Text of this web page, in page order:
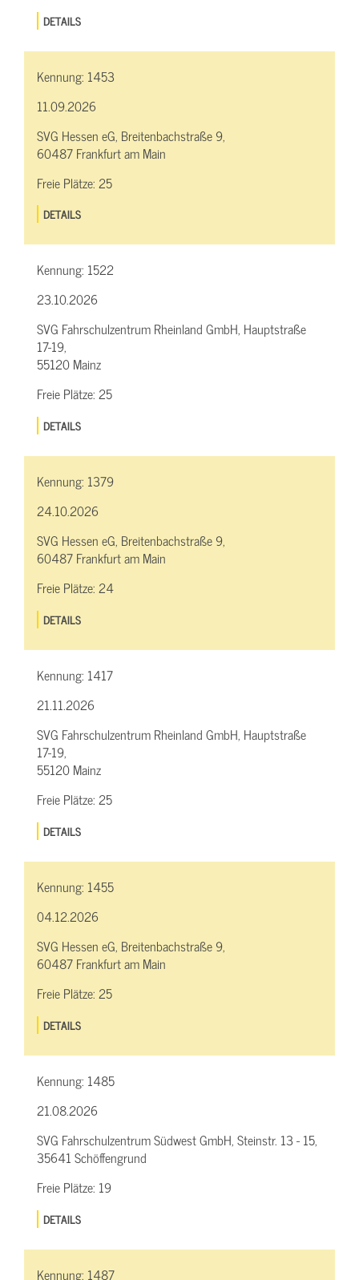
DETAILS
Kennung: 1453
11.09.2026
SVG Hessen eG, Breitenbachstraße 9,
60487 Frankfurt am Main
Freie Plätze:25
DETAILS
Kennung: 1522
23.10.2026
SVG Fahrschulzentrum Rheinland GmbH, Hauptstraße
17-19,
55120 Mainz
Freie Plätze:25
DETAILS
Kennung: 1379
24.10.2026
SVG Hessen eG, Breitenbachstraße 9,
60487 Frankfurt am Main
Freie Plätze:24
DETAILS
Kennung: 1417
21.11.2026
SVG Fahrschulzentrum Rheinland GmbH, Hauptstraße
17-19,
55120 Mainz
Freie Plätze:25
DETAILS
Kennung: 1455
04.12.2026
SVG Hessen eG, Breitenbachstraße 9,
60487 Frankfurt am Main
Freie Plätze:25
DETAILS
Kennung: 1485
21.08.2026
SVG Fahrschulzentrum Südwest GmbH, Steinstr. 13 - 15,
35641 Schöffengrund
Freie Plätze: 19
DETAILS
Kennung: 1487